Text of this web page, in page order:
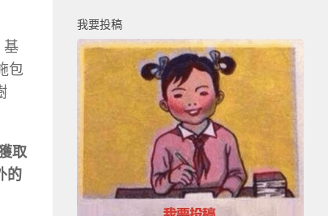
基
包
取
的
我要投稿